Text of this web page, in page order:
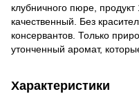
клубничного пюре,
качественный. Без
консервантов. Только
утонченный аромат,
Характеристики